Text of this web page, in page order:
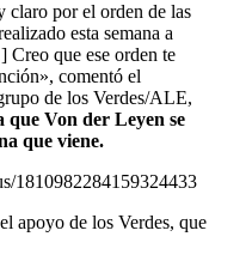
claro por el orden de las
esta semana a
que ese orden te
comentó el
de los Verdes/ALE,
que Von der Leyen se
que viene.
1810982284159324433
apoyo de los Verdes, que